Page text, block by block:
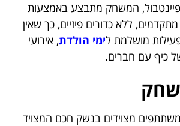
לפיינטבול, המשחק מתבצע באמצעות
ללא כדורים פיזיים, כך שאין
מושלמת לימי הולדת, אירועי
כיף עם חברים.
מצוידים בנשק חכם המצויד